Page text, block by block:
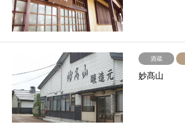
酒蔵
妙髙山